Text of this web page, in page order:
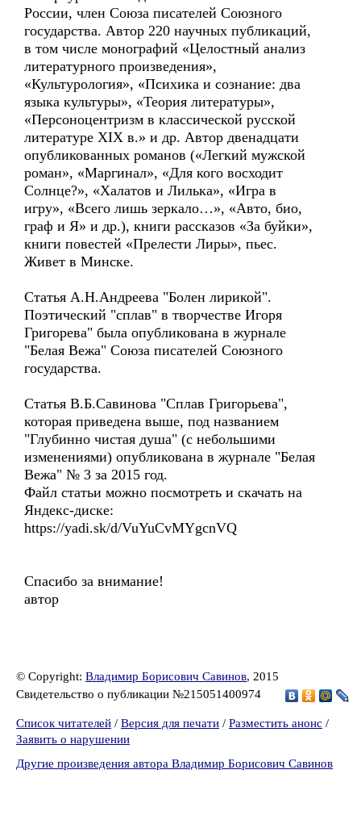
России, член Союза писателей Союзного
государства. Автор 220 научных публикаций,
в том числе монографий «Целостный анализ
литературного произведения»,
«Культурология», «Психика и сознание: два
языка культуры», «Теория литературы»,
«Персоноцентризм в классической русской
литературе ХIХ в.» и др. Автор двенадцати
опубликованных романов («Легкий мужской
роман», «Маргинал», «Для кого восходит
Солнце?», «Халатов и Лилька», «Игра в
игру», «Всего лишь зеркало…», «Авто, био,
граф и Я» и др.), книги рассказов «За буйки»,
книги повестей «Прелести Лиры», пьес.
Живет в Минске.
Статья А.Н.Андреева "Болен лирикой".
Поэтический "сплав" в творчестве Игоря
Григорева" была опубликована в журнале
"Белая Вежа" Союза писателей Союзного
государства.
Статья В.Б.Савинова "Сплав Григорьева",
которая приведена выше, под названием
"Глубинно чистая душа" (с небольшими
изменениями) опубликована в журнале "Белая
Вежа" № 3 за 2015 год.
Файл статьи можно посмотреть и скачать на
Яндекс-диске:
https://yadi.sk/d/VuYuCvMYgcnVQ
Спасибо за внимание!
автор
© Copyright: Владимир Борисович Савинов, 2015
Свидетельство о публикации №215051400974
Список читателей / Версия для печати / Разместить анонс /
Заявить о нарушении
Другие произведения автора Владимир Борисович Савинов